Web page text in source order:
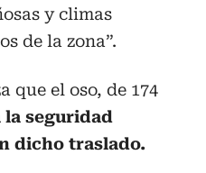
y climas
de la zona”.
que el oso, de 174
la seguridad
dicho traslado.